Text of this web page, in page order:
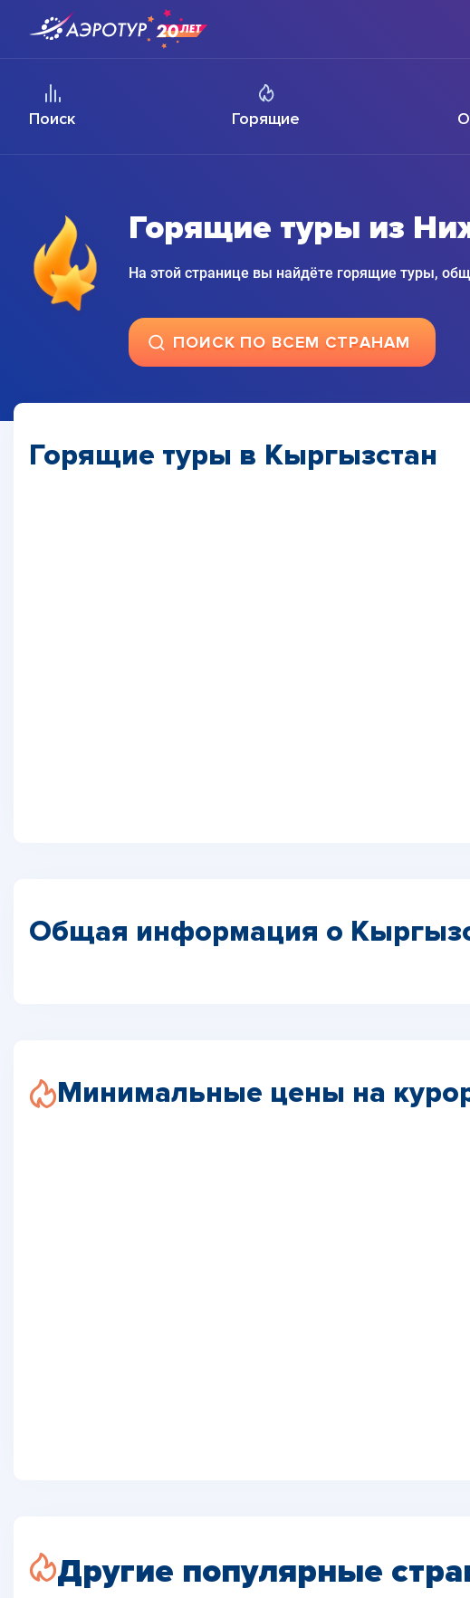
Поиск Горящие
Горящие туры из
На этой странице вы найдёте горящие туры,
ПОИСК ПО ВСЕМ СТРАНАМ
Горящие туры в Кыргызстан
Общая информация о
Минимальные цены на
Другие популярные